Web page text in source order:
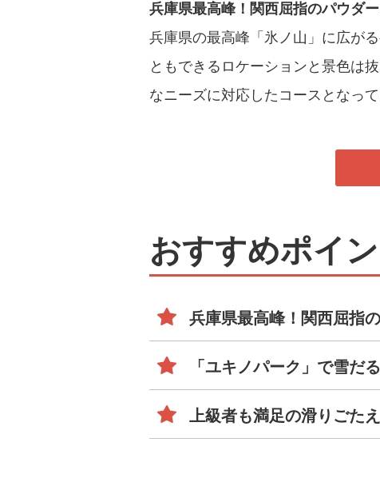
兵庫県最高峰！関西屈指のパウダ
兵庫県の最高峰「氷ノ山」に広が
ともできるロケーションと景色は
なニーズに対応したコースとなって
おすすめポイ
兵庫県最高峰！関西屈指
「ユキノパーク」で雪だ
上級者も満足の滑りごた